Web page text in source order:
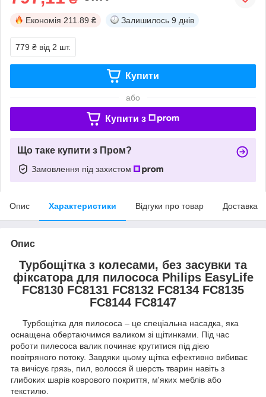
Економія 211.89 ₴ Залишилось 9 днів
779 ₴ від 2 шт.
Купити
або
Купити з
Що таке купити з Пром?
Замовлення під захистом
Опис Характеристики Відгуки про товар Доставка
Опис
Турбощітка з колесами, без засувки та
фіксатора для пилососа Philips EasyLife
FC8130 FC8131 FC8132 FC8134 FC8135
FC8144 FC8147
Турбощітка для пилососа – це спеціальна насадка, яка
оснащена обертаючимся валиком зі щітинками. Під час
роботи пилесоса валик починає крутитися під дією
повітряного потоку. Завдяки цьому щітка ефективно вибиває
та вичісує грязь, пил, волосся й шерсть тварин навіть з
глибоких шарів коврового покриття, м'яких меблів або
текстилю.